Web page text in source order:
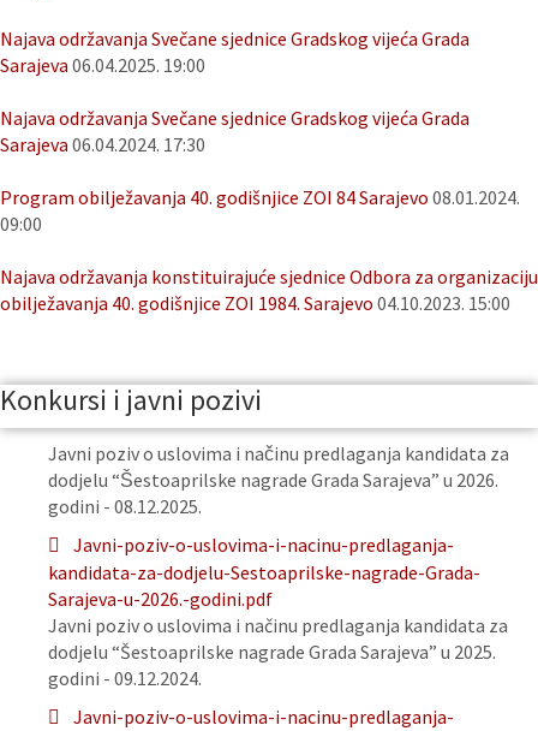
Najava održavanja Svečane sjednice Gradskog vijeća Grada
Sarajeva 06.04.2025. 19:00
Najava održavanja Svečane sjednice Gradskog vijeća Grada
Sarajeva 06.04.2024. 17:30
Program obilježavanja 40. godišnjice ZOI 84 Sarajevo 08.01.2024.
09:00
Najava održavanja konstituirajuće sjednice Odbora za organizaciju
obilježavanja 40. godišnjice ZOI 1984. Sarajevo 04.10.2023. 15:00
Konkursi i javni pozivi
Javni poziv o uslovima i načinu predlaganja kandidata za
dodjelu “Šestoaprilske nagrade Grada Sarajeva” u 2026.
godini - 08.12.2025.
Javni-poziv-o-uslovima-i-nacinu-predlaganja-
kandidata-za-dodjelu-Sestoaprilske-nagrade-Grada-
Sarajeva-u-2026.-godini.pdf
Javni poziv o uslovima i načinu predlaganja kandidata za
dodjelu “Šestoaprilske nagrade Grada Sarajeva” u 2025.
godini - 09.12.2024.
Javni-poziv-o-uslovima-i-nacinu-predlaganja-